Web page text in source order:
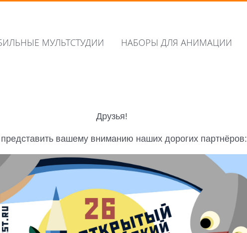
МУЛЬТСТУДИИ НАБОРЫ ДЛЯ АНИМАЦИИ
Друзья!
вашему вниманию наших дорогих партнёров: